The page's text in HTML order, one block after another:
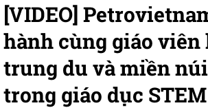
[VIDEO]
hành cùng giáo
trung du và miền
trong giáo dục STEM